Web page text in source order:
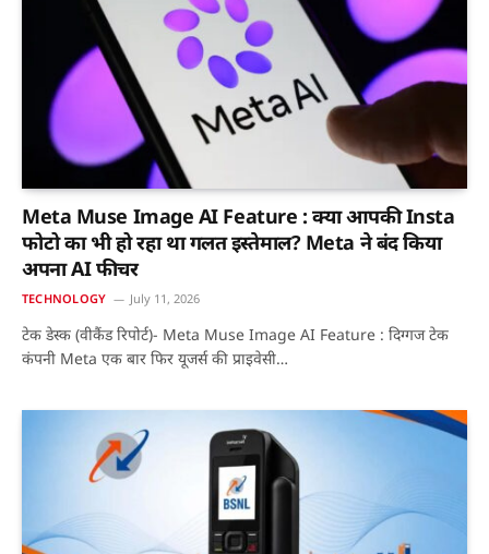
Meta Muse Image AI Feature : क्या आपकी Insta
फोटो का भी हो रहा था गलत इस्तेमाल? Meta ने बंद किया
अपना AI फीचर
TECHNOLOGY July 11, 2026
टेक डेस्क (वीकैंड रिपोर्ट)- Meta Muse Image AI Feature : दिग्गज टेक
कंपनी Meta एक बार फिर यूजर्स की प्राइवेसी…